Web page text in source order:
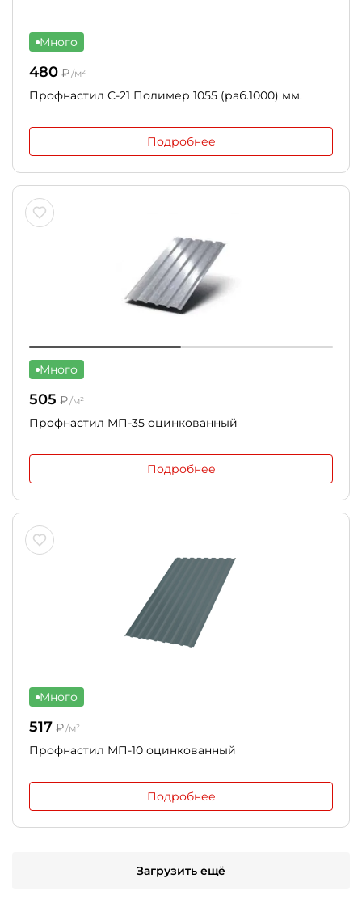
Много
480 ₽/м²
Профнастил С-21 Полимер 1055 (раб.1000) мм.
Подробнее
Много
505 ₽/м²
Профнастил МП-35 оцинкованный
Подробнее
Много
517 ₽/м²
Профнастил МП-10 оцинкованный
Подробнее
Загрузить ещё